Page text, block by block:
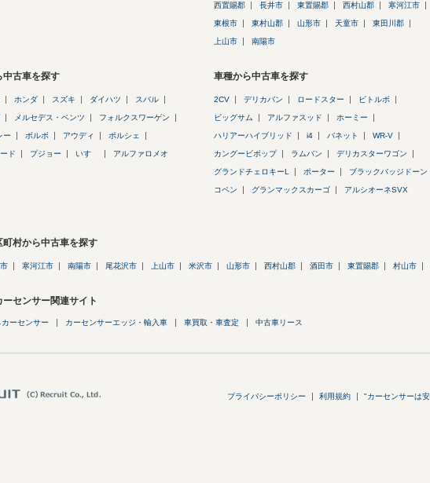
西置賜郡 長井市 東置賜郡 西村山郡 寒河江市
東根市 東村山郡 山形市 天童市 東田川郡
上山市 南陽市
中古車を探す
ホンダ スズキ ダイハツ スバル
メルセデス・ベンツ フォルクスワーゲン
ー ボルボ アウディ ポルシェ
ド プジョー いすゞ アルファロメオ
車種から中古車を探す
2CV デリカバン ロードスター ビトルボ
ビッグサム アルファスッド ホーミー
ハリアーハイブリッド i4 バネット WR-V
カングービボップ ラムバン デリカスターワゴン
グランドチェロキーL ポーター ブラックバッジドーン
コペン グランマックスカーゴ アルシオーネSVX
町村から中古車を探す
寒河江市 南陽市 尾花沢市 上山市 米沢市 山形市 西村山郡 酒田市 東置賜郡 村山市
センサー関連サイト
ーセンサー カーセンサーエッジ・輸入車 車買取・車査定 中古車リース
プライバシーポリシー 利用規約 "カーセンサーは